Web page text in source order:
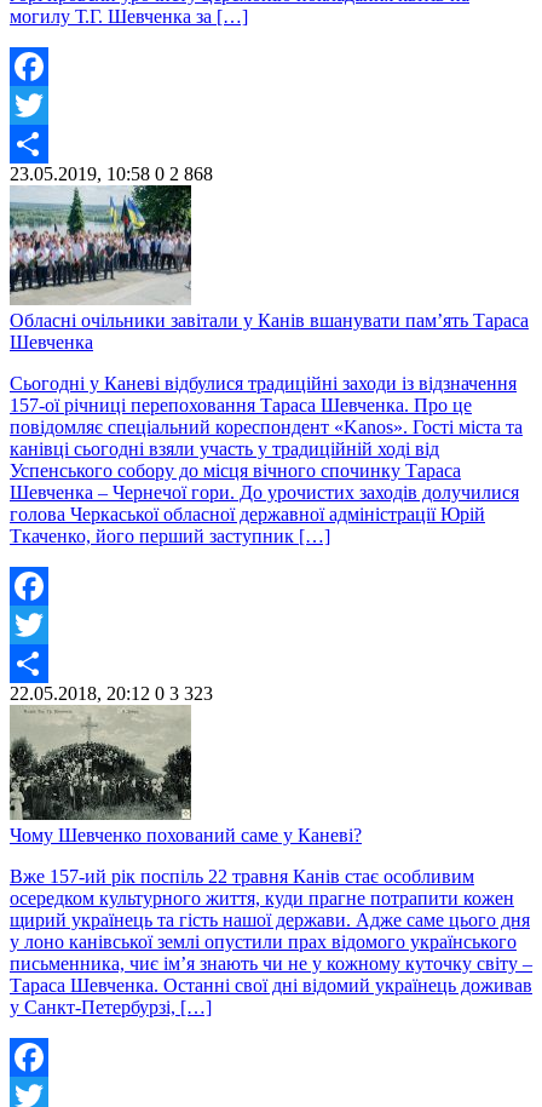
могилу Т.Г. Шевченка за […]
Facebook
Twitter
Share
23.05.2019, 10:58 0 2 868
Обласні очільники завітали у Канів вшанувати пам’ять Тараса
Шевченка
Сьогодні у Каневі відбулися традиційні заходи із відзначення
157-ої річниці перепоховання Тараса Шевченка. Про це
повідомляє спеціальний кореспондент «Kanos». Гості міста та
канівці сьогодні взяли участь у традиційній ході від
Успенського собору до місця вічного спочинку Тараса
Шевченка – Чернечої гори. До урочистих заходів долучилися
голова Черкаської обласної державної адміністрації Юрій
Ткаченко, його перший заступник […]
Facebook
Twitter
Share
22.05.2018, 20:12 0 3 323
Чому Шевченко похований саме у Каневі?
Вже 157-ий рік поспіль 22 травня Канів стає особливим
осередком культурного життя, куди прагне потрапити кожен
щирий українець та гість нашої держави. Адже саме цього дня
у лоно канівської землі опустили прах відомого українського
письменника, чиє ім’я знають чи не у кожному куточку світу –
Тараса Шевченка. Останні свої дні відомий українець доживав
у Санкт-Петербурзі, […]
Facebook